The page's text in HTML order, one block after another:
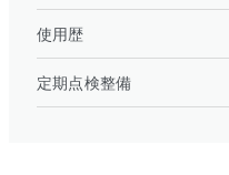
使用歴
定期点検整備